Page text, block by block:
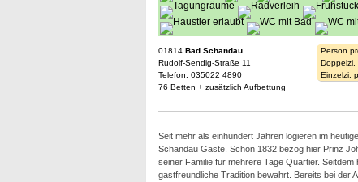
01814 Bad Schandau
Rudolf-Sendig-Straße 11
Telefon: 035022 4890
76 Betten + zusätzlich Aufbettung
Person
Doppelzi.
Einzelzi.
Seit mehr als einhundert Jahren logieren im
Schandau Gäste. Schon 1832 bezog hier Prinz
seiner Familie für mehrere Tage Quartier.
gastfreundliche Tradition bewahrt. Bereits bei der